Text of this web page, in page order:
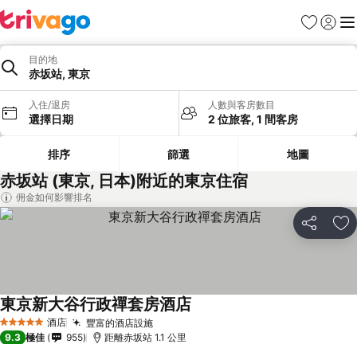
收藏夾
登入 選
目的地
赤坂站, 東京
入住/退房
選擇日期
人數與客房數目
2 位旅客, 1 間客房
排序 篩選 地圖
赤坂站 (東京, 日本)附近的東京住宿
佣金如何影響排名
分享 放
5 星級 酒店 豐富的酒店設施查看價格
東京新大谷行政禪套房酒店
9.3 極佳 955 距離赤坂站 1.1 公里